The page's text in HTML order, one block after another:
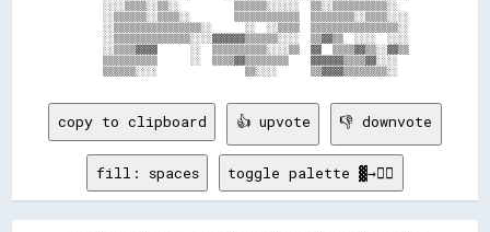
        ░░░░▒▒▒▒░░▒▒░░          ▒▒▒▒▒▒░░░░░░  ▒▒░░▒▒▒▒▒▒▒▒▒▒░░
        ░░▒▒▒▒▒▒░░▒▒▒▒░░        ▒▒▒▒▒▒▒▒▒▒▒▒  ▒▒▒▒▒▒▒▒░░▒▒▒▒░░░░
        ░░▒▒▒▒▒▒▒▒▒▒▒▒▒▒▒▒░░      ░░  ░░▒▒▒▒  ▒▒▒▒▒▒▒▒▒▒▒▒▒▒▒▒░░
        ░░▒▒▒▒▒▒▒▒▒▒▒▒▒▒░░░░▓▓▓▓▓▓▒▒▒▒▒▒░░░░  ▒▒▓▓▒▒  ░░░░  ░░░░
        ░░▒▒▒▒▓▓▓▓      ░░  ▒▒▒▒▒▒▒▒▒▒░░░░▒▒  ▓▓  ▒▒▒▒▓▓▒▒░░▓▓▒▒
        ▒▒▒▒▒▒▒▒▒▒      ░░  ▒▒▒▒▓▓▒▒▒▒▒▒▒▒    ▓▓▓▓▓▓▒▒▒▒▓▓░░░░
copy to clipboard 👍 upvote 👎 downvote
fill: spaces toggle palette ▓→✊🏽